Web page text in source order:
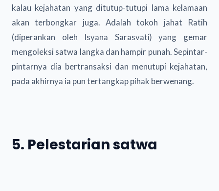
kalau kejahatan yang ditutup-tutupi lama kelamaan
akan terbongkar juga. Adalah tokoh jahat Ratih
(diperankan oleh Isyana Sarasvati) yang gemar
mengoleksi satwa langka dan hampir punah. Sepintar-
pintarnya dia bertransaksi dan menutupi kejahatan,
pada akhirnya ia pun tertangkap pihak berwenang.
5. Pelestarian satwa